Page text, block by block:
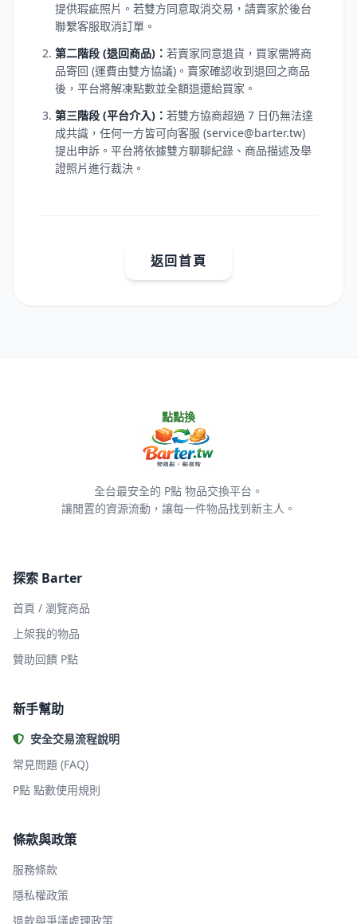
提供瑕疵照片。若雙方同意取消交易，請賣家於後台
聯繫客服取消訂單。
第二階段 (退回商品)： 若賣家同意退貨，買家需將商
品寄回 (運費由雙方協議)。賣家確認收到退回之商品
後，平台將解凍點數並全額退還給買家。
第三階段 (平台介入)： 若雙方協商超過 7 日仍無法達
成共識，任何一方皆可向客服 (service@barter.tw)
提出申訴。平台將依據雙方聊聊紀錄、商品描述及舉
證照片進行裁決。
返回首頁
點點換
全台最安全的 P點 物品交換平台。
讓閒置的資源流動，讓每一件物品找到新主人。
探索 Barter
首頁 / 瀏覽商品
上架我的物品
贊助回饋 P點
新手幫助
安全交易流程說明
常見問題 (FAQ)
P點 點數使用規則
條款與政策
服務條款
隱私權政策
退款與爭議處理政策